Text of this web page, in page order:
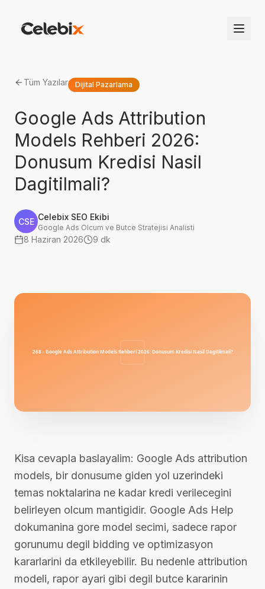
Tüm Yazılar Dijital Pazarlama
Google Ads Attribution
Models Rehberi 2026:
Donusum Kredisi Nasil
Dagitilmali?
CSE Celebix SEO Ekibi
Google Ads Olcum ve Butce Stratejisi Analisti
8 Haziran 2026 9 dk
Kisa cevapla baslayalim: Google Ads attribution
models, bir donusume giden yol uzerindeki
temas noktalarina ne kadar kredi verilecegini
belirleyen olcum mantigidir. Google Ads Help
dokumanina gore model secimi, sadece rapor
gorunumu degil bidding ve optimizasyon
kararlarini da etkileyebilir. Bu nedenle attribution
modeli, rapor ayari gibi degil butce kararinin